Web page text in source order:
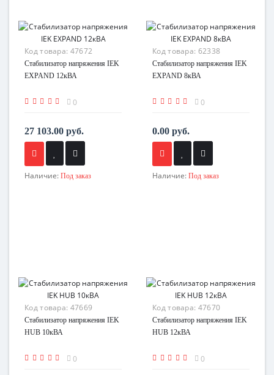
Код товара: 47672
Стабилизатор напряжения IEK
EXPAND 12кВА
0
27 103.00 руб.
Наличие: Под заказ
Код товара: 62338
Стабилизатор напряжения IEK
EXPAND 8кВА
0
0.00 руб.
Наличие: Под заказ
Код товара: 47669
Стабилизатор напряжения IEK
HUB 10кВА
0
Код товара: 47670
Стабилизатор напряжения IEK
HUB 12кВА
0